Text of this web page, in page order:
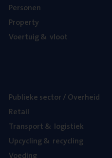
Per­so­nen
Pro­per­ty
Voer­tuig& vloot
Publie­ke sec­tor / Overheid
Retail
Trans­port& logistiek
Upcy­cling& recycling
Voe­ding